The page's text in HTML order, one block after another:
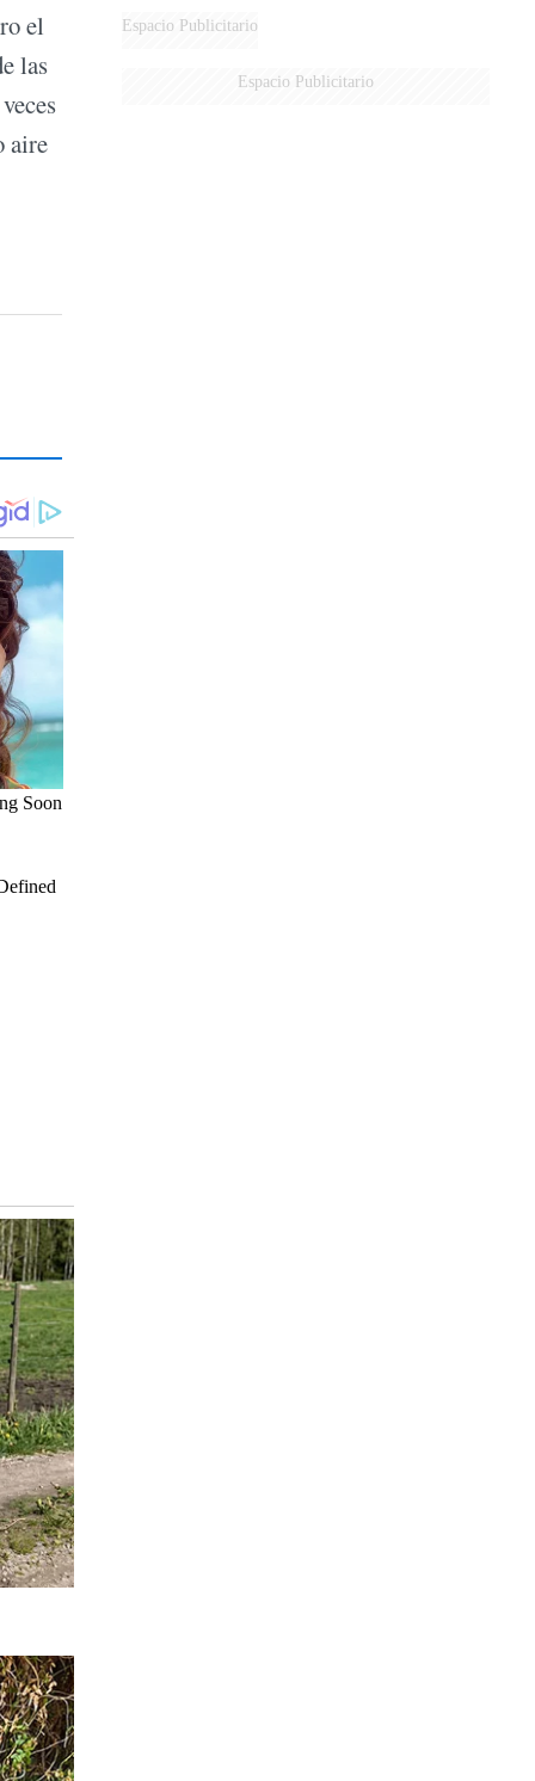
el
las
aire
Espacio Publicitario
Espacio Publicitario